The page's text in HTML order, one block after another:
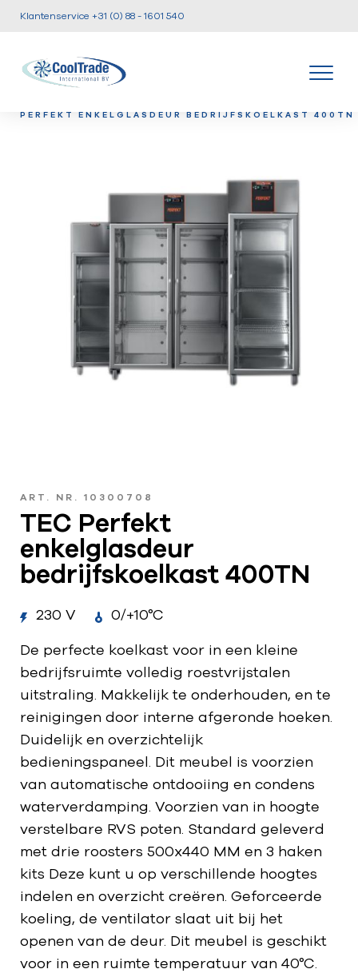
Klantenservice +31 (0) 88 - 1601 540
PERFEKT ENKELGLASDEUR BEDRIJFSKOELKAST 400TN
ART. NR. 10300708
TEC Perfekt
enkelglasdeur
bedrijfskoelkast 400TN
230 V 0/+10°C
De perfecte koelkast voor in een kleine
bedrijfsruimte volledig roestvrijstalen
uitstraling. Makkelijk te onderhouden, en te
reinigingen door interne afgeronde hoeken.
Duidelijk en overzichtelijk
bedieningspaneel. Dit meubel is voorzien
van automatische ontdooiing en condens
waterverdamping. Voorzien van in hoogte
verstelbare RVS poten. Standard geleverd
met drie roosters 500x440 MM en 3 haken
kits Deze kunt u op verschillende hoogtes
indelen en overzicht creëren. Geforceerde
koeling, de ventilator slaat uit bij het
openen van de deur. Dit meubel is geschikt
voor in een ruimte temperatuur van 40°C.